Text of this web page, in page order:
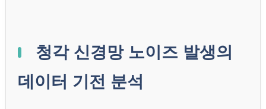
청각 신경망 노이즈 발생의
데이터 기전 분석